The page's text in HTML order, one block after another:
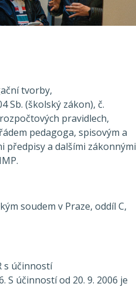
tvorby,
Sb. (školský zákon), č.
pravidlech,
pedagoga, spisovým a
předpisy a dalšími zákonnými
soudem v Praze, oddíl C,
s účinností
S účinností od 20. 9. 2006 je